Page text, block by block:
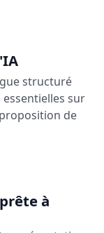
structuré
sur
de
à